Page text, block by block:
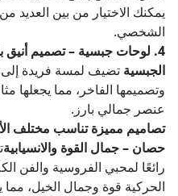
يمكنك الاختيار من بين العديد
الشخصي.
4. لوحات جبسية – تصميم أنيق بلمسة ثلاثية الأبعاد
الجبسية تضيف لمسة فريدة إلى
وتصميمها الفاخر، مما يجعلها
عنصر جمالي بارز.
تصاميم مميزة تناسب مختلف
حصان – جمال القوة والانسيابية
رائعًا لمحبي الفروسية والفن
الحركية قوة وجمال الخيل، مما